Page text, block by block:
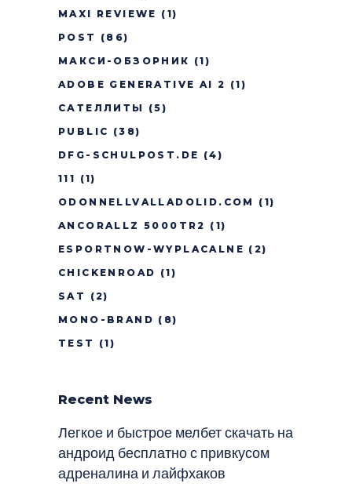
MAXI REVIEWE (1)
POST
(86)
МАКСИ-ОБЗОРНИК (1)
ADOBE GENERATIVE AI 2 (1)
САТЕЛЛИТЫ
(5)
PUBLIC (38)
DFG-SCHULPOST.DE (4)
111 (1)
ODONNELLVALLADOLID.COM
(1)
ANCORALLZ 5000TR2 (1)
ESPORTNOW-WYPLACALNE (2)
CHICKENROAD (1)
SAT
(2)
MONO-BRAND (8)
TEST
(1)
Recent News
Легкое и быстрое мелбет скачать на
андроид бесплатно с привкусом
адреналина и лайфхаков